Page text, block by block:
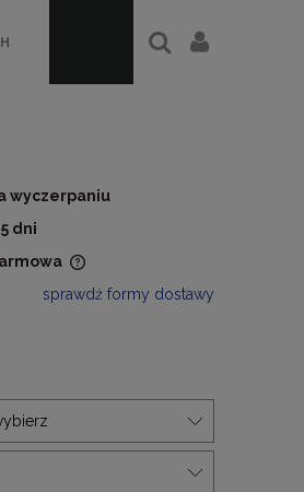
wyczerpaniu
dni
sprawdź formy dostawy